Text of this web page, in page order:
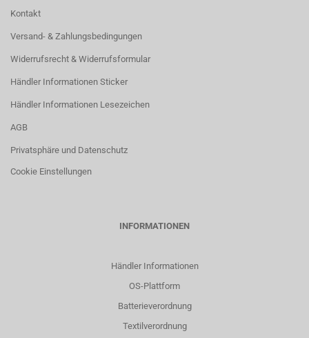
Kontakt
Versand- & Zahlungsbedingungen
Widerrufsrecht & Widerrufsformular
Händler Informationen Sticker
Händler Informationen Lesezeichen
AGB
Privatsphäre und Datenschutz
Cookie Einstellungen
INFORMATIONEN
Händler Informationen
OS-Plattform
Batterieverordnung
Textilverordnung